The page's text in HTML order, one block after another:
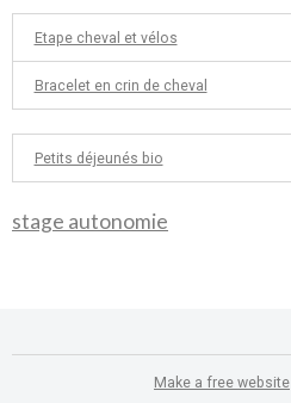
Etape cheval et vélos
Bracelet en crin de cheval
Petits déjeunés bio
stage autonomie
Make a free website